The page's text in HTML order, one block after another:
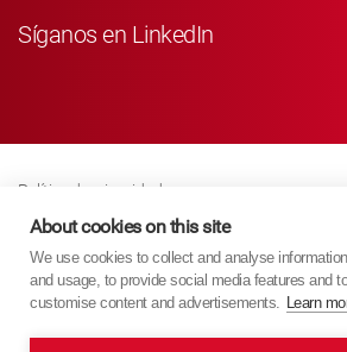
Síganos en LinkedIn
Política de privacidad
Business Partner Privacy
Política De Cookies
Modern Slavery Act Policy
About cookies on this site
We use cookies to collect and analyse
and usage, to provide social media features and
customise content and advertisements. Learn